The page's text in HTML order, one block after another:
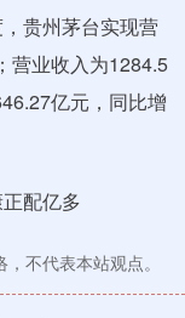
贵州茅台实现营
营业收入为1284.5
亿元，同比增
配亿多
不代表本站观点。